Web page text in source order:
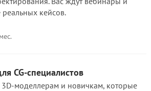
кейсов.
CG-специалистов
3D-моделлерам и новичкам, которые